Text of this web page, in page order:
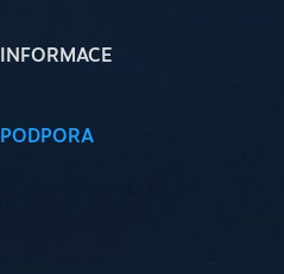
INFORMACE
PODPORA